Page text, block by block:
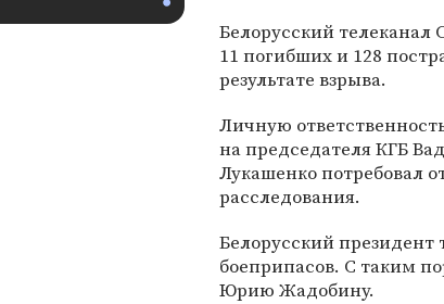
Белорусский телеканал
11 погибших и 128
результате взрыва.
Личную
на председателя КГБ
Лукашенко потребовал
расследования.
Белорусский президент
боеприпасов. С таким
Юрию Жадобину.